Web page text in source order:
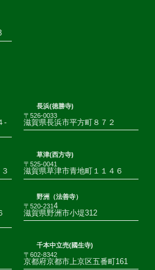
-
長浜(徳勝寺)
〒526-0033
滋賀県長浜市平方町８７２
草津(西方寺)
〒525-0041
滋賀県草津市青地町１１４６
野洲（法善寺）
〒520-2314
滋賀県野洲市小堤312
千本中立売(國生寺)
〒602-8342
京都府京都市上京区五番町161